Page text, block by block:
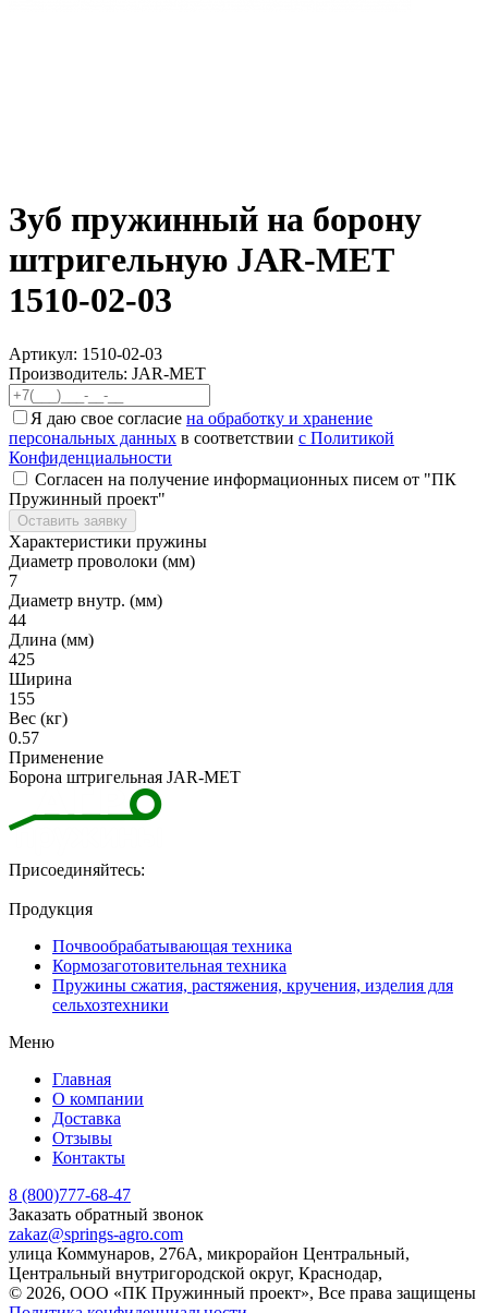
Зуб пружинный на борону
штригельную JAR-MET
1510-02-03
Артикул: 1510-02-03
Производитель: JAR-MET
Я даю свое согласие на обработку и хранение
персональных данных в соответствии с Политикой
Конфиденциальности
Согласен на получение информационных писем от "ПК
Пружинный проект"
Оставить заявку
Характеристики пружины
Диаметр проволоки (мм)
7
Диаметр внутр. (мм)
44
Длина (мм)
425
Ширина
155
Вес (кг)
0.57
Применение
Борона штригельная JAR-MET
Присоединяйтесь:
Продукция
Почвообрабатывающая техника
Кормозаготовительная техника
Пружины сжатия, растяжения, кручения, изделия для
сельхозтехники
Меню
Главная
О компании
Доставка
Отзывы
Контакты
8 (800)777-68-47
Заказать обратный звонок
zakaz@springs-agro.com
улица Коммунаров, 276А, микрорайон Центральный,
Центральный внутригородской округ, Краснодар,
© 2026, ООО «ПК Пружинный проект», Все права защищены